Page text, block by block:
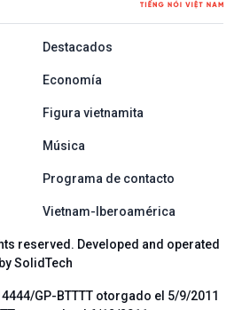
Tây ban nha
Destacados
Economía
Figura vietnamita
Música
Programa de contacto
Vietnam-Iberoamérica
reserved. Developed and operated
by SolidTech
GP-BTTTT otorgado el 5/9/2011